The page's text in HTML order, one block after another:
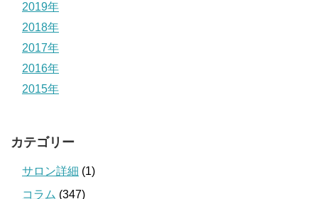
2019年
2018年
2017年
2016年
2015年
カテゴリー
サロン詳細 (1)
コラム (347)